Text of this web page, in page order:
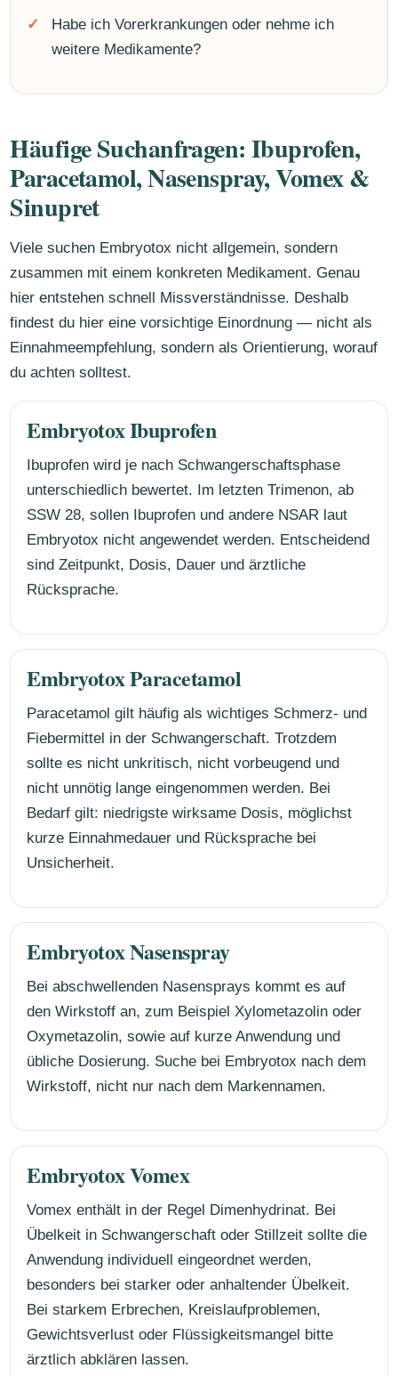
Habe ich Vorerkrankungen oder nehme ich
weitere Medikamente?
Häufige Suchanfragen: Ibuprofen,
Paracetamol, Nasenspray, Vomex &
Sinupret
Viele suchen Embryotox nicht allgemein, sondern
zusammen mit einem konkreten Medikament. Genau
hier entstehen schnell Missverständnisse. Deshalb
findest du hier eine vorsichtige Einordnung — nicht als
Einnahmeempfehlung, sondern als Orientierung, worauf
du achten solltest.
Embryotox Ibuprofen
Ibuprofen wird je nach Schwangerschaftsphase
unterschiedlich bewertet. Im letzten Trimenon, ab
SSW 28, sollen Ibuprofen und andere NSAR laut
Embryotox nicht angewendet werden. Entscheidend
sind Zeitpunkt, Dosis, Dauer und ärztliche
Rücksprache.
Embryotox Paracetamol
Paracetamol gilt häufig als wichtiges Schmerz- und
Fiebermittel in der Schwangerschaft. Trotzdem
sollte es nicht unkritisch, nicht vorbeugend und
nicht unnötig lange eingenommen werden. Bei
Bedarf gilt: niedrigste wirksame Dosis, möglichst
kurze Einnahmedauer und Rücksprache bei
Unsicherheit.
Embryotox Nasenspray
Bei abschwellenden Nasensprays kommt es auf
den Wirkstoff an, zum Beispiel Xylometazolin oder
Oxymetazolin, sowie auf kurze Anwendung und
übliche Dosierung. Suche bei Embryotox nach dem
Wirkstoff, nicht nur nach dem Markennamen.
Embryotox Vomex
Vomex enthält in der Regel Dimenhydrinat. Bei
Übelkeit in Schwangerschaft oder Stillzeit sollte die
Anwendung individuell eingeordnet werden,
besonders bei starker oder anhaltender Übelkeit.
Bei starkem Erbrechen, Kreislaufproblemen,
Gewichtsverlust oder Flüssigkeitsmangel bitte
ärztlich abklären lassen.